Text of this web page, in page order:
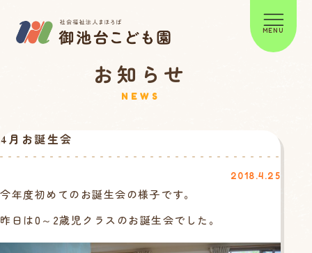
MENU
お知らせ
NEWS
4月お誕生会
2018.4.25
今年度初めてのお誕生会の様子です。
昨日は0～2歳児クラスのお誕生会でした。